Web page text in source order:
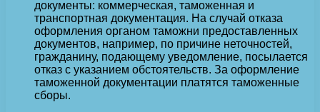
документы: коммерческая, таможенная и
транспортная документация. На случай отказа
оформления органом таможни предоставленных
документов, например, по причине неточностей,
гражданину, подающему уведомление, посылается
отказ с указанием обстоятельств. За оформление
таможенной документации платятся таможенные
сборы.